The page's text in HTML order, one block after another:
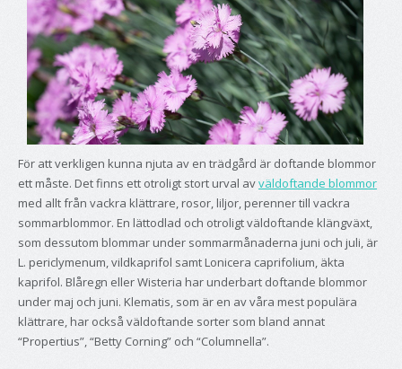
För att verkligen kunna njuta av en trädgård är doftande blommor
ett måste. Det finns ett otroligt stort urval avväldoftande blommor
med allt från vackra klättrare, rosor, liljor, perenner till vackra
sommarblommor. En lättodlad och otroligt väldoftande klängväxt,
som dessutom blommar under sommarmånaderna juni och juli, är
L. periclymenum, vildkaprifol samt Lonicera caprifolium, äkta
kaprifol. Blåregn eller Wisteria har underbart doftande blommor
under maj och juni. Klematis, som är en av våra mest populära
klättrare, har också väldoftande sorter som bland annat
“Propertius”, “Betty Corning” och “Columnella”.